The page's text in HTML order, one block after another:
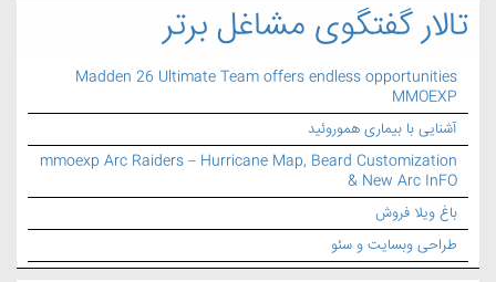
تالار گفتگوی مشاغل برتر
Madden 26 Ultimate Team offers endless opportunities
MMOEXP
آشنایی با بیماری هموروئید
mmoexp Arc Raiders – Hurricane Map, Beard Customization
& New Arc InFO
باغ ویلا فروش
طراحی وبسایت و سئو